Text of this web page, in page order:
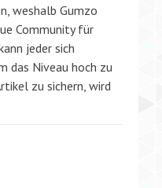
weshalb Gumzo
Community für
jeder sich
das Niveau hoch zu
zu sichern, wird